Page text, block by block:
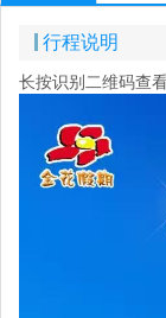
行程说明
长按识别二维码查